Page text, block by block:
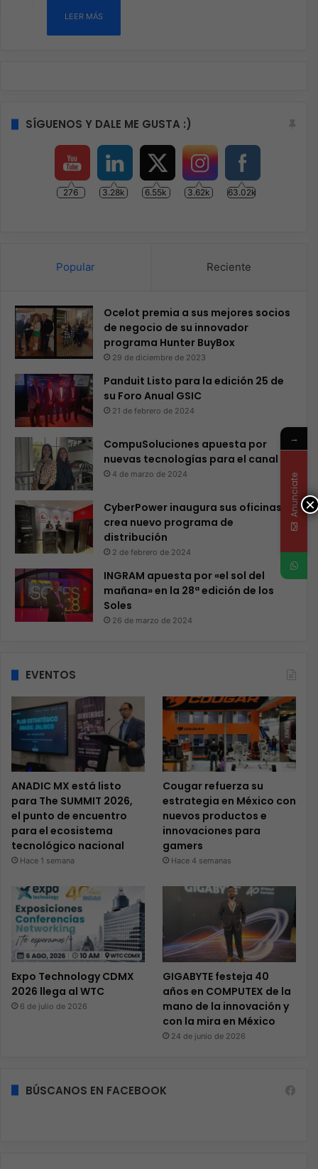
LEER MÁS
SÍGUENOS Y DALE ME GUSTA :)
276 3.28k 6.55k 3.62k 63.02k
Popular Reciente
Ocelot premia a sus mejores socios
de negocio de su innovador
programa Hunter BuyBox
29 de diciembre de 2023
Panduit Listo para la edición 25 de
su Foro Anual GSIC
21 de febrero de 2024
CompuSoluciones apuesta por
nuevas tecnologías para el canal
4 de marzo de 2024
CyberPower inaugura sus oficinas y
crea nuevo programa de
distribución
2 de febrero de 2024
INGRAM apuesta por «el sol del
mañana» en la 28ª edición de los
Soles
26 de marzo de 2024
EVENTOS
ANADIC MX está listo
para The SUMMIT 2026,
el punto de encuentro
para el ecosistema
tecnológico nacional
Hace 1 semana
Cougar refuerza su
estrategia en México con
nuevos productos e
innovaciones para
gamers
Hace 4 semanas
Expo Technology CDMX
2026 llega al WTC
6 de julio de 2026
GIGABYTE festeja 40
años en COMPUTEX de la
mano de la innovación y
con la mira en México
24 de junio de 2026
BÚSCANOS EN FACEBOOK
×
→
Anunciate